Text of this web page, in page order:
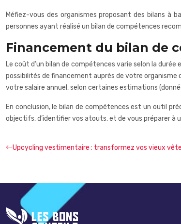
Méfiez-vous des organismes proposant des bilans à
personnes ayant réalisé un bilan de compétences
Financement du bilan de
Le coût d’un bilan de compétences varie selon la
possibilités de financement auprès de votre organisme
votre salaire annuel, selon certaines estimations
En conclusion, le bilan de compétences est un outil
objectifs, d’identifier vos atouts, et de vous préparer à
Upcycling vestimentaire : transformez vos vieux